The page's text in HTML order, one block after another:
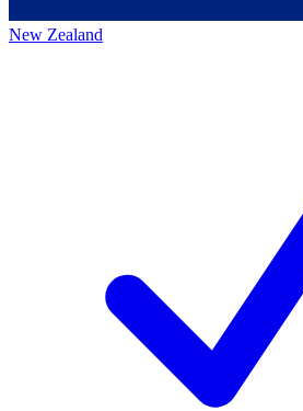
New Zealand